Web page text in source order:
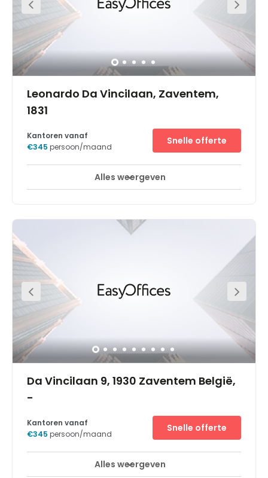
Leonardo Da Vincilaan, Zaventem,
1831
Kantoren vanaf
€345 persoon/maand
Snelle offerte
Alles weergeven
Da Vincilaan 9, 1930 Zaventem België,
-
Break-Out Ruimtes Stadscentrum
Kantoren vanaf
€345 persoon/maand
Snelle offerte
Alles weergeven